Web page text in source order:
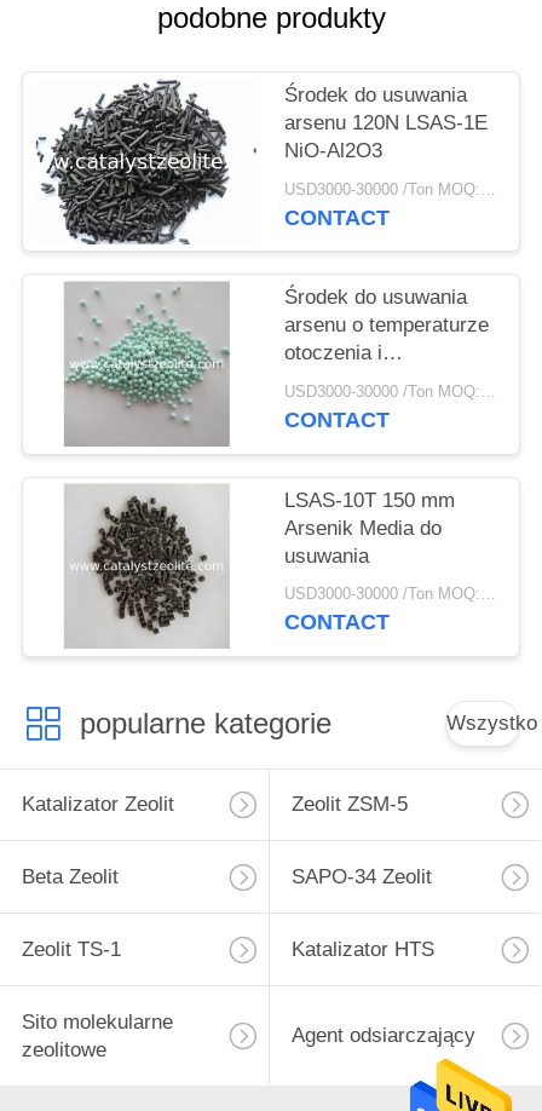
POLICY
podobne produkty
Środek do usuwania
arsenu 120N LSAS-1E
NiO-Al2O3
USD3000-30000 /Ton MOQ:1 KG
CONTACT
Środek do usuwania
arsenu o temperaturze
otoczenia i
temperaturze otoczenia
3 mm LSAS-A
USD3000-30000 /Ton MOQ:1 KG
CONTACT
LSAS-10T 150 mm
Arsenik Media do
usuwania
USD3000-30000 /Ton MOQ:1 KG
CONTACT
popularne kategorie Wszystko
Katalizator Zeolit Zeolit ​​ZSM-5
Beta Zeolit SAPO-34 Zeolit
Zeolit ​​TS-1 Katalizator HTS
Sito molekularne
zeolitowe
Agent odsiarczający